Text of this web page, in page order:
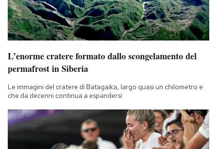
L’enorme cratere formato dallo scongelamento del
permafrost in Siberia
Le immagini del cratere di Batagaika, largo quasi un chilometro e
che da decenni continua a espandersi